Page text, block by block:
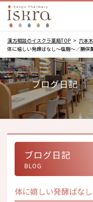
漢方相談のイスクラ薬局TOP 六本
体に嬉しい発酵ばなし～塩麹～／勝俣
ブログ日記 ｜
ブログ日記
BLOG
体に嬉しい発酵ばな